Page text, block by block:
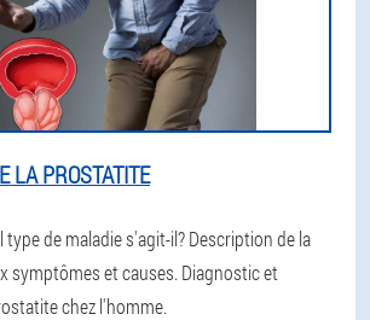
LA PROSTATITE
type de maladie s'agit-il? Description de la
symptômes et causes. Diagnostic et
chez l'homme.